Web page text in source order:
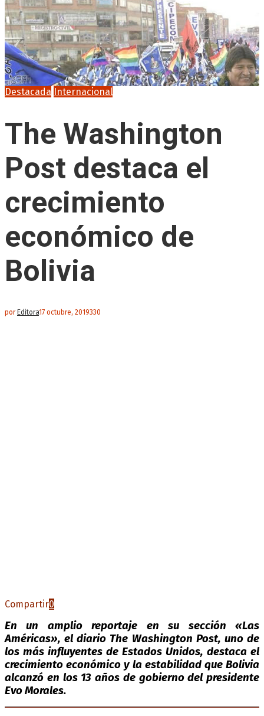
Destacada Internacional
The Washington
Post destaca el
crecimiento
económico de
Bolivia
porEditora17 octubre, 2019330
Compartir0
En un amplio reportaje en su sección «Las
Américas», el diario The Washington Post, uno de
los más influyentes de Estados Unidos, destaca el
crecimiento económico y la estabilidad que Bolivia
alcanzó en los 13 años de gobierno del presidente
Evo Morales.